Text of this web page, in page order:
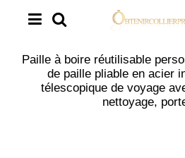
Paille à boire réutilisable
de paille pliable en acier
télescopique de voyage
nettoyage,